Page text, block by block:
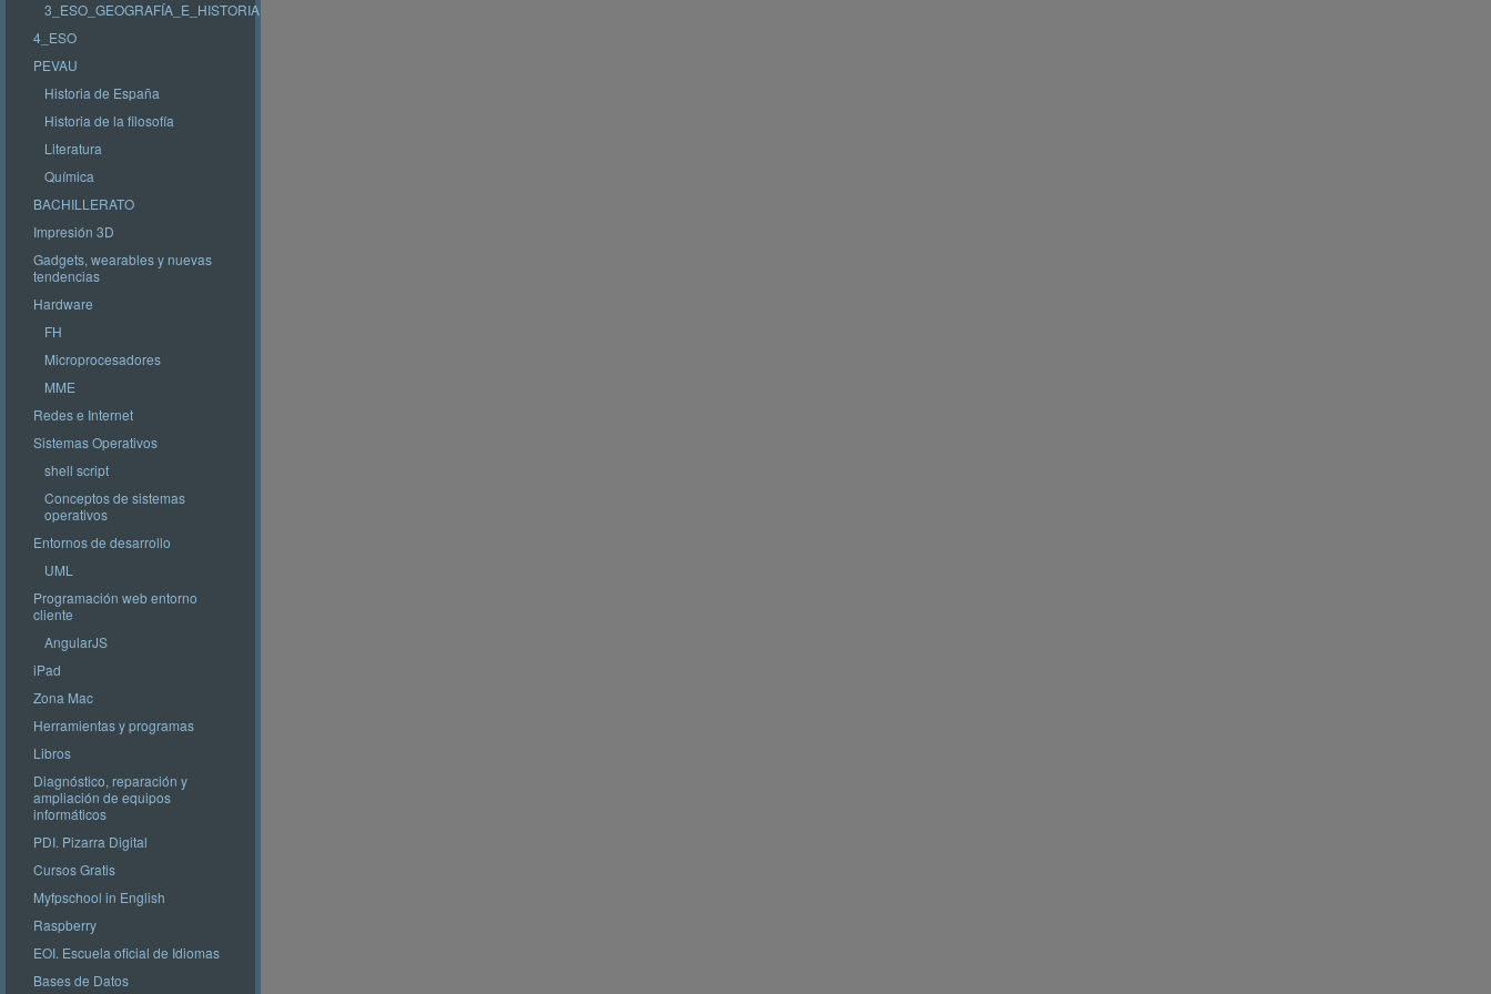
3_ESO_GEOGRAFÍA_E_HISTORIA
4_ESO
PEVAU
Historia de España
Historia de la filosofía
Literatura
Química
BACHILLERATO
Impresión 3D
Gadgets, wearables y nuevas
tendencias
Hardware
FH
Microprocesadores
MME
Redes e Internet
Sistemas Operativos
shell script
Conceptos de sistemas
operativos
Entornos de desarrollo
UML
Programación web entorno
cliente
AngularJS
iPad
Zona Mac
Herramientas y programas
Libros
Diagnóstico, reparación y
ampliación de equipos
informáticos
PDI. Pizarra Digital
Cursos Gratis
Myfpschool in English
Raspberry
EOI. Escuela oficial de Idiomas
Bases de Datos